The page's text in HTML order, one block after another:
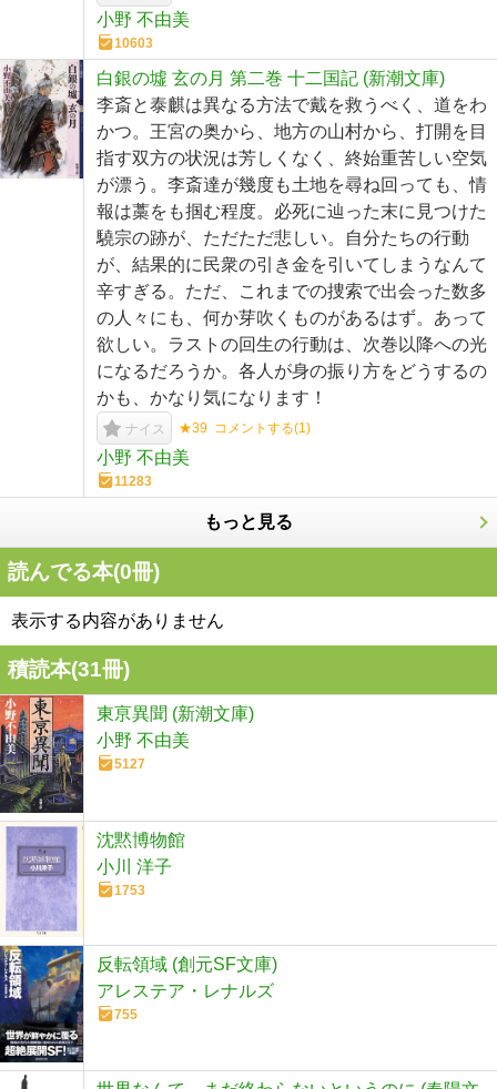
小野 不由美
10603
白銀の墟 玄の月 第二巻 十二国記 (新潮文庫)
李斎と泰麒は異なる方法で戴を救うべく、道をわ
かつ。王宮の奥から、地方の山村から、打開を目
指す双方の状況は芳しくなく、終始重苦しい空気
が漂う。李斎達が幾度も土地を尋ね回っても、情
報は藁をも掴む程度。必死に辿った末に見つけた
驍宗の跡が、ただただ悲しい。自分たちの行動
が、結果的に民衆の引き金を引いてしまうなんて
辛すぎる。ただ、これまでの捜索で出会った数多
の人々にも、何か芽吹くものがあるはず。あって
欲しい。ラストの回生の行動は、次巻以降への光
になるだろうか。各人が身の振り方をどうするの
かも、かなり気になります！
ナイス ★39 コメントする(1)
小野 不由美
11283
もっと見る
読んでる本(0冊)
表示する内容がありません
積読本(31冊)
東亰異聞 (新潮文庫)
小野 不由美
5127
沈黙博物館
小川 洋子
1753
反転領域 (創元SF文庫)
アレステア・レナルズ
755